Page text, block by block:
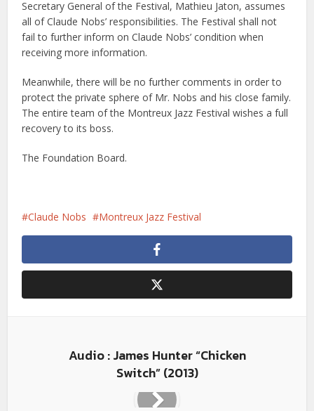
Secretary General of the Festival, Mathieu Jaton, assumes
all of Claude Nobs’ responsibilities. The Festival shall not
fail to further inform on Claude Nobs’ condition when
receiving more information.
Meanwhile, there will be no further comments in order to
protect the private sphere of Mr. Nobs and his close family.
The entire team of the Montreux Jazz Festival wishes a full
recovery to its boss.
The Foundation Board.
Claude Nobs Montreux Jazz Festival
Audio : James Hunter “Chicken
Switch” (2013)